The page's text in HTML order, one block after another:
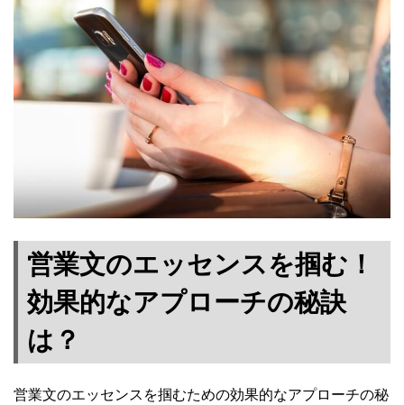
営業文のエッセンスを掴む！
効果的なアプローチの秘訣
は？
営業文のエッセンスを掴むための効果的なアプローチの秘